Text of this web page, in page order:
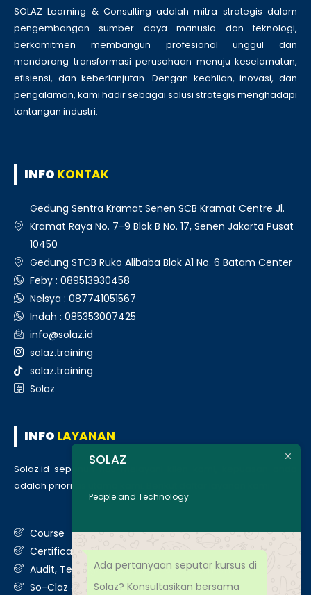
SOLAZ Learning & Consulting adalah mitra strategis dalam
pengembangan sumber daya manusia dan teknologi,
berkomitmen membangun profesional unggul dan
mendorong transformasi perusahaan menuju keselamatan,
efisiensi, dan keberlanjutan. Dengan keahlian, inovasi, dan
pengalaman, kami hadir sebagai solusi strategis menghadapi
tantangan industri.
INFO KONTAK
Gedung Sentra Kramat Senen SCB Kramat Centre Jl.
Kramat Raya No. 7-9 Blok B No. 17, Senen Jakarta Pusat
10450
Gedung STCB Ruko Alibaba Blok A1 No. 6 Batam Center
Feby : 089513930458
Nelsya : 087741051567
Indah : 085353007425
info@solaz.id
solaz.training
solaz.training
Solaz
INFO LAYANAN
Solaz.id sepenuh hati melayani klien kami, kepuasan anda
adalah prioritas utama kami. Berikut daftar layanan kami
Course
Certification
Audit, Testing, Consultancy & Assessment
So-Claz & Smart Benchmark
SOLAZ
People and Technology
Ada pertanyaan seputar kursus di
Solaz? Konsultasikan bersama